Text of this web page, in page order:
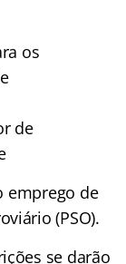
os
de
emprego de
(PSO).
se darão